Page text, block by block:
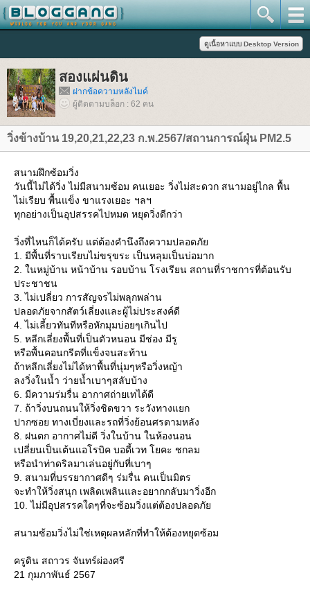
สองแผ่นดิน
ฝากข้อความหลังไมค์
ผู้ติดตามบล็อก : 62 คน
วิ่งข้างบ้าน 19,20,21,22,23 ก.พ.2567/สถานการณ์ฝุ่น PM2.5
สนามฝึกซ้อมวิ่ง
วันนี้ไม่ได้วิ่ง ไม่มีสนามซ้อม คนเยอะ วิ่งไม่สะดวก สนามอยู่ไกล พื้น
ไม่เรียบ พื้นแข็ง ขาแรงเยอะ ฯลฯ
ทุกอย่างเป็นอุปสรรคไปหมด หยุดวิ่งดีกว่า
วิ่งที่ไหนก็ได้ครับ แต่ต้องคำนึงถึงความปลอดภั
1. มีพื้นที่ราบเรียบไม่ขรุขระ เป็นหลุมเป็นบ่อมาก
2. ในหมู่บ้าน หน้าบ้าน รอบบ้าน โรงเรียน สถานที่ราชการที่ต้อนรับ
ประชาชน
3. ไม่เปลี่ยว การสัญจรไม่พลุกพล่าน
ปลอดภัยจากสัตว์เลี่ยงและผู้ไม่ประสงค์ดี
4. ไม่เลี้ยวทันทีหรือหักมุมบ่อยๆเกินไป
5. หลีกเลี่ยงพื้นที่เป็นตัวหนอน มีช่อง มีรู
หรือพื้นคอนกรีตที่แข็งจนสะท้าน
ถ้าหลีกเลี่ยงไม่ได้หาพื้นที่นุ่มๆหรือวิ่งหญ้า
ลงวิ่งในน้ำ ว่ายน้ำเบาๆสลับบ้าง
6. มีความร่มรื่น อากาศถ่ายเทได้ดี
7. ถ้าวิ่งบนถนนให้วิ่งชิดขวา ระวังทางแยก
ปากซอย ทางเบี่ยงและรถที่วิ่งย้อนศรตามหลัง
8. ฝนตก อากาศไม่ดี วิ่งในบ้าน ในห้องนอน
เปลี่ยนเป็นเต้นแอโรบิค บอดี้เวท โยคะ ชกลม
หรือนำท่าดริลมาเล่นอยู่กับที่เบาๆ
9. สนามที่บรรยากาศดีๆ ร่มรื่น คนเป็นมิตร
จะทำให้วิ่งสนุก เพลิดเพลินและอยากกลับมาวิ่งอีก
10. ไม่มีอุปสรรคใดๆที่จะซ้อมวิ่งแต่ต้องปลอดภั
สนามซ้อมวิ่งไม่ใช่เหตุผลหลักที่ทำให้ต้องหยุดซ้อม
ครูดิน สถาวร จันทร์ผ่องศรี
21 กุมภาพันธ์ 2567